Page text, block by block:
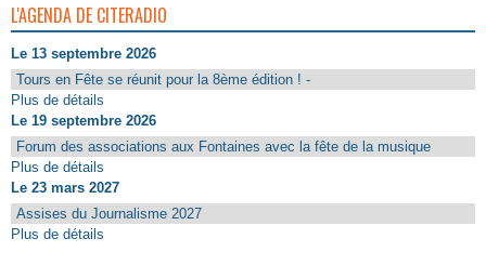
L'AGENDA DE CITERADIO
Le 13 septembre 2026
Tours en Fête se réunit pour la 8ème édition ! -
Plus de détails
Le 19 septembre 2026
Forum des associations aux Fontaines avec la fête de la musique
Plus de détails
Le 23 mars 2027
Assises du Journalisme 2027
Plus de détails